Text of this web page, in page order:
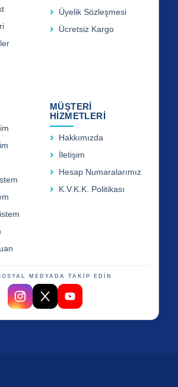
Üyelik Sözleşmesi
Ücretsiz Kargo
MÜŞTERİ
HİZMETLERİ
Hakkımızda
İletişim
Hesap Numaralarımız
K.V.K.K. Politikası
MEDYADA TAKİP EDİN